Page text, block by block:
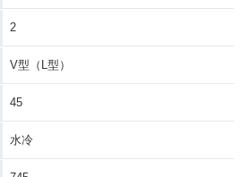
2
V型（L型）
45
水冷